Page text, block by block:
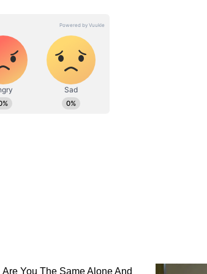
युवक की हत्या: 6
'7वें' के पास दफन है खून
क्रू मेंबर्स किसी तरह उस
इतनी तेज थी कि उस
का अनुभव। 19 फरवरी 2024
डबल MA LLB भी किया
हिंदी दैनिक आज, डेली न्यूज
में भी सूर्या सेवाएं दे चुके हैं।